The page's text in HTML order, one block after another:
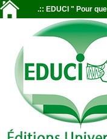
.:: EDUCI " Pour